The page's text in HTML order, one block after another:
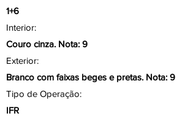
1+6
Interior:
Couro cinza. Nota: 9
Exterior:
Branco com faixas beges e pretas. Nota: 9
Tipo de Operação:
IFR